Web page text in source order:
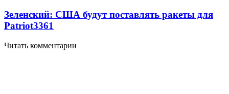
Зеленский: США будут поставлять ракеты для
Patriot3361
Читать комментарии